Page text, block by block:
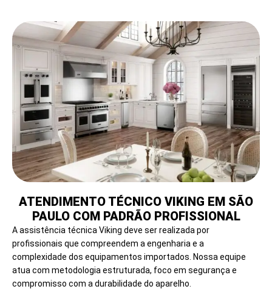
ATENDIMENTO TÉCNICO VIKING EM SÃO
PAULO COM PADRÃO PROFISSIONAL
A assistência técnica Viking deve ser realizada por
profissionais que compreendem a engenharia e a
complexidade dos equipamentos importados. Nossa equipe
atua com metodologia estruturada, foco em segurança e
compromisso com a durabilidade do aparelho.